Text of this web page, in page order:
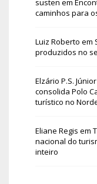
susten em
caminhos para
Luiz Roberto em
produzidos no
Elzário P.S. Júnior
consolida Polo
turístico no
Eliane Regis em
nacional do
inteiro